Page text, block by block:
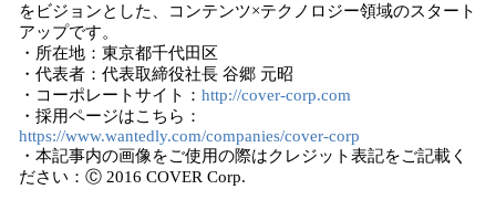
をビジョンとした、コンテンツ×テクノロジー領域のスタート
アップです。
・所在地：東京都千代田区
・代表者：代表取締役社長 谷郷 元昭
・コーポレートサイト： http://cover-corp.com
・採用ページはこちら：
https://www.wantedly.com/companies/cover-corp
・本記事内の画像をご使用の際はクレジット表記をご記載く
ださい：Ⓒ 2016 COVER Corp.